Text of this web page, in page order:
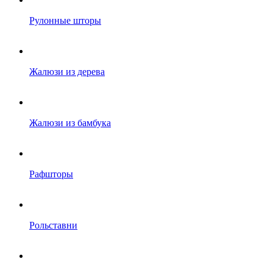
Рулонные шторы
Жалюзи из дерева
Жалюзи из бамбука
Рафшторы
Рольставни